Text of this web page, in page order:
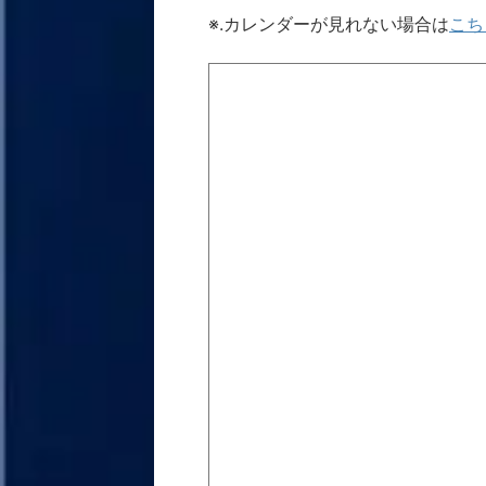
※.カレンダーが見れない場合はこ